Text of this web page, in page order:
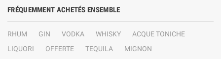
FRÉQUEMMENT ACHETÉS ENSEMBLE
RHUM GIN VODKA WHISKY
ACQUE TONICHE
LIQUORI
OFFERTE TEQUILA MIGNON